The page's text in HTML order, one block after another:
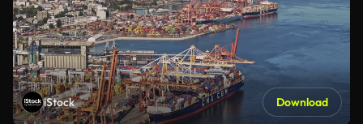
iStock Download